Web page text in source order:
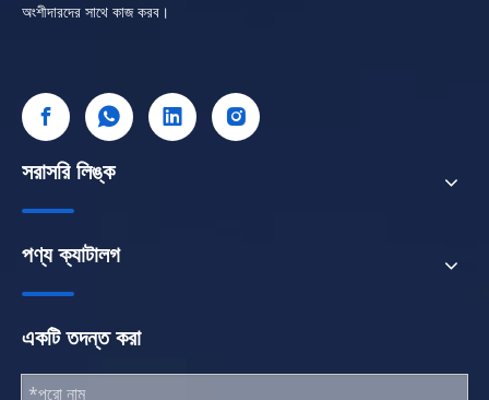
অংশীদারদের সাথে কাজ করব।
সরাসরি লিঙ্ক
পণ্য ক্যাটালগ
একটি তদন্ত করা